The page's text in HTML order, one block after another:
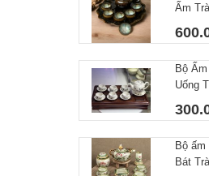
Ấm
Bát
Khay
Bộ
Uống
Trúc
Trắng
Bộ
Bát